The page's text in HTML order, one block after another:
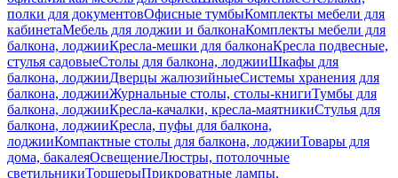
полки для документовОфисные тумбыКомплекты мебели для
кабинетаМебель для лоджии и балконаКомплекты мебели для
балкона, лоджииКресла-мешки для балконаКресла подвесные,
стулья садовыеСтолы для балкона, лоджииШкафы для
балкона, лоджииДверцы жалюзийныеСистемы хранения для
балкона, лоджииЖурнальные столы, столы-книгиТумбы для
балкона, лоджииКресла-качалки, кресла-маятникиСтулья для
балкона, лоджииКресла, пуфы для балкона,
лоджииКомпактные столы для балкона, лоджииТовары для
дома, бакалеяОсвещениеЛюстры, потолочные
светильникиТоршерыПрикроватные лампы,